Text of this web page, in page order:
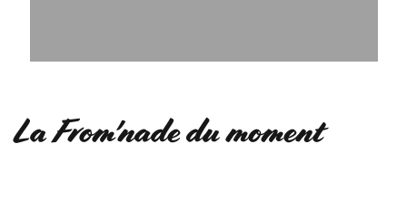
La From'nade du moment